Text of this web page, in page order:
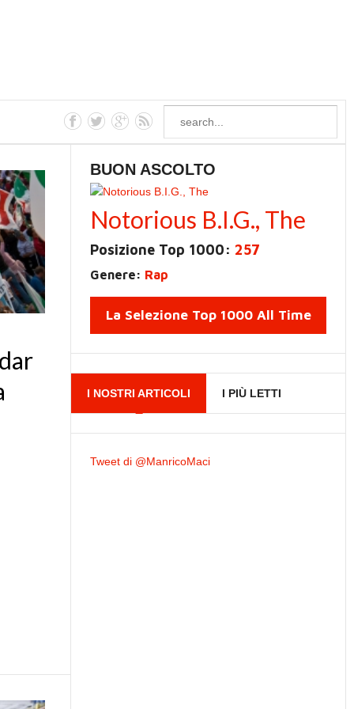
BUON ASCOLTO
Notorious B.I.G., The
Posizione Top 1000: 257
Genere: Rap
La Selezione Top 1000 All Time
I NOSTRI ARTICOLI I PIÙ LETTI
Tweet di @ManricoMaci